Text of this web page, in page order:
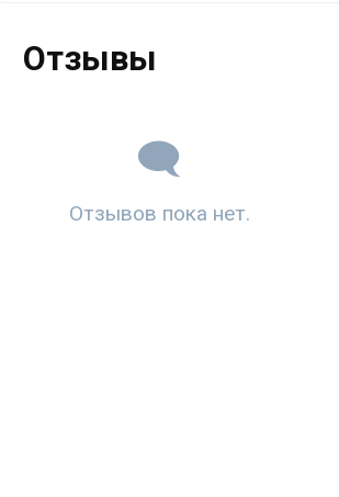
Отзывы
Отзывов пока нет.